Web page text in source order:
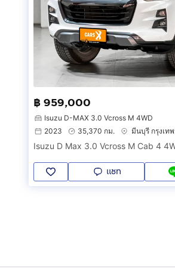
฿ 959,000
Isuzu D-MAX 3.0 Vcross M 4WD
2023
35,370 กม. มีนบุรี กรุงเท
Isuzu D Max 3.0 Vcross M Cab 4
แชท